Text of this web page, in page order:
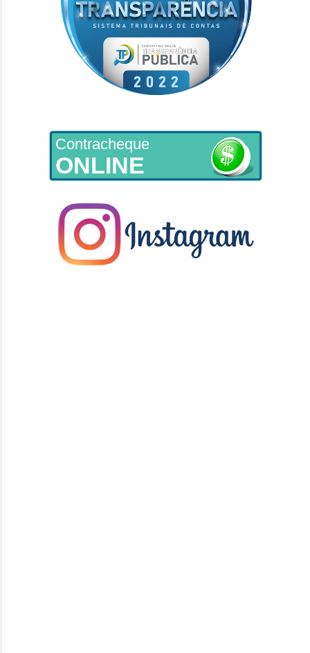
Contracheque
ONLINE